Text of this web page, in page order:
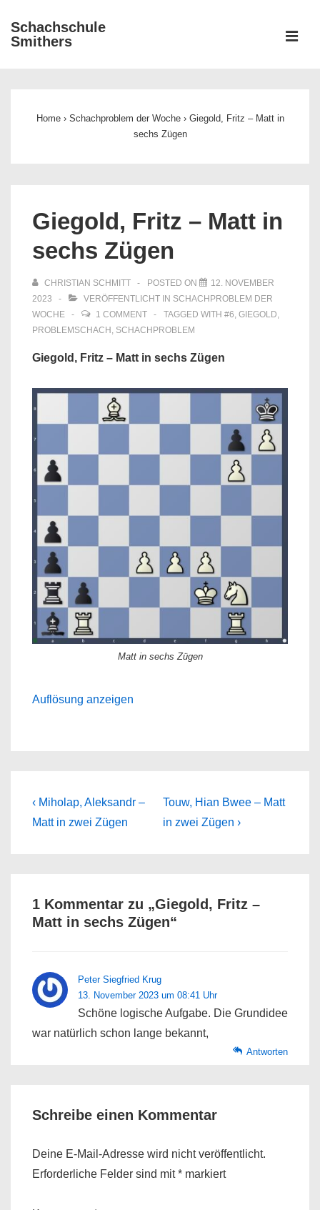
Zum
Inhalt
Schachschule
Smithers
Home › Schachproblem der Woche › Giegold, Fritz – Matt in
sechs Zügen
Giegold, Fritz – Matt in
sechs Zügen
CHRISTIAN SCHMITT POSTED ON
12. NOVEMBER
2023
VERÖFFENTLICHT IN SCHACHPROBLEM DER
WOCHE
1 COMMENT TAGGED WITH #6, GIEGOLD,
PROBLEMSCHACH , SCHACHPROBLEM
Giegold, Fritz – Matt in sechs Zügen
Matt in sechs Zügen
Auflösung anzeigen
Beitragsnavigation
Previous
Post
‹ Miholap, Aleksandr –
Matt in zwei Zügen
Next
Post
Touw, Hian Bwee – Matt
in zwei Zügen ›
1 Kommentar zu „Giegold, Fritz –
Matt in sechs Zügen“
Peter Siegfried Krug
13. November 2023 um 08:41 Uhr
Schöne logische Aufgabe. Die Grundidee
war natürlich schon lange bekannt,
Antworten
Schreibe einen Kommentar
Deine E-Mail-Adresse wird nicht veröffentlicht.
Erforderliche Felder sind mit* markiert